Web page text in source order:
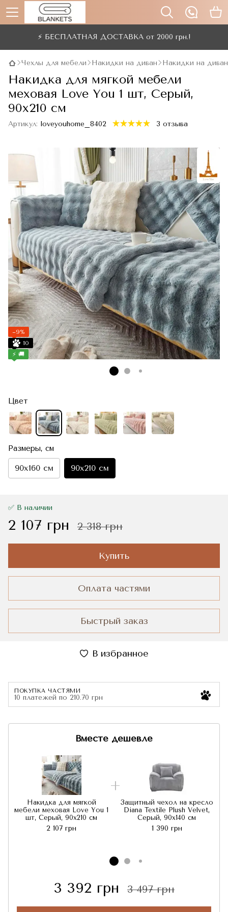
⚡ БЕСПЛАТНАЯ ДОСТАВКА от 2000 грн.!
Чехлы для мебели Накидки на диван Накидки на
Накидка для мягкой мебели
меховая Love You 1 шт, Серый,
90x210 см
Артикул: loveyouhome_8402 3 отзыва
−9%
10
⚡ 🚚
Цвет
Размеры, см
90x160 см 90x210 см
✅ В наличии
2 107 грн 2 318 грн
Купить
Оплата частями
Быстрый заказ
В избранное
ПОКУПКА ЧАСТЯМИ
10 платежей по 210.70 грн
Вместе дешевле
Накидка для мягкой
мебели меховая Love You 1
шт, Серый, 90x210 см
2 107 грн
Защитный чехол на кресло
Diana Textile Plush Velvet,
Серый, 90x140 см
1 390 грн
3 392 грн 3 497 грн